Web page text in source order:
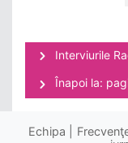
Interviurile
Înapoi la:
Echipa